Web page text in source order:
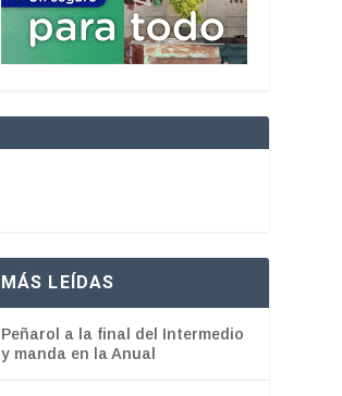
MÁS LEÍDAS
Peñarol a la final del Intermedio
y manda en la Anual